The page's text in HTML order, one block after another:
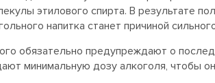
этилового спирта. В результате
напитка станет причиной
обязательно предупреждают о
минимальную дозу алкоголя, чтобы